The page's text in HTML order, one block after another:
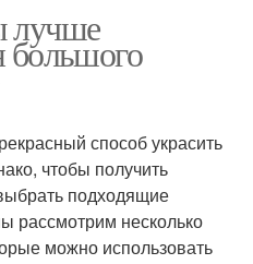
лучше
большого
способ украсить
чтобы получить
подходящие
рассмотрим несколько
можно использовать